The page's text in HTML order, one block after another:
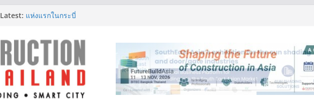
Latest: IHG Hotels & Resorts เปิดตัว ฮอลิเดย์ อินน์ เอ็กซ์เพรส อ่าวนาง
ตั้งแต่การออกแบบถึงการตรวจสอบอาคารไทย รับมือแผ่นดินไหว
TITLE เผยรายได้ครึ่งปีแรก’69 มากกว่า 2,000 ล้านบาท เติบโต
377% ชี้ดีมานด์ภูเก็ตยังแกร่ง
BCT Expo 2026 ชูแนวคิด “Empowering Net Zero in
Construction & Mining” ขับเคลื่อนอุตสาหกรรมก่อสร้างและ
เหมืองแร่สู่สังคมคาร์บอนต่ำอย่างยั่งยืน